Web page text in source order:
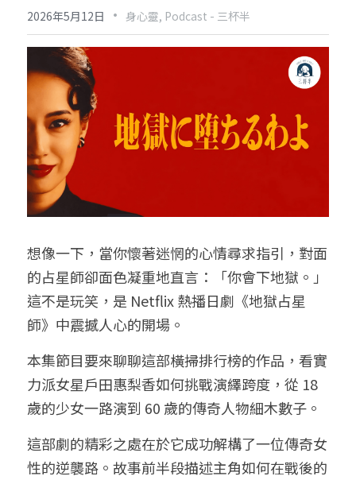
《真相追尋者》十字路口篇
日本香の占卜🎐
文化美食夜
療寮看電影
手作．時光
《我在露台煎西多士》場刊
展覽 Exhibition
《島工》職業醫學社區展
《邊界》概念藝術展
《休日》創作聯展
療癒 & 心靈 Wellness
板橋輕運動
實青小學堂+
實體課程 Course
板橋運動教室
Boxing 拳擊
廣東話基礎班
新北輕騎行
給香港人的國語課
西多士 粵語劇場
守護華江人工濕地
療寮．工作室開放日
《神隱》實境遊戲
調香師
馴獸師
場地租借 Venue
場地租借
共享空間
現場環境
價格方案
平日最新優惠
部落格 Blog
聯絡我們 Contact us
登錄/
註冊
搜索
02 7755 7668
預約
2026年5月12日 · 身心靈, Podcast - 三杯半
想像一下，當你懷著迷惘的心情尋求指引，對面
的占星師卻面色凝重地直言：「你會下地獄。」
這不是玩笑，是 Netflix 熱播日劇《地獄占星
師》中震撼人心的開場。
本集節目要來聊聊這部橫掃排行榜的作品，看實
力派女星戶田惠梨香如何挑戰演繹跨度，從 18
歲的少女一路演到 60 歲的傳奇人物細木數子。
這部劇的精彩之處在於它成功解構了一位傳奇女
性的逆襲路。故事前半段描述主角如何在戰後的